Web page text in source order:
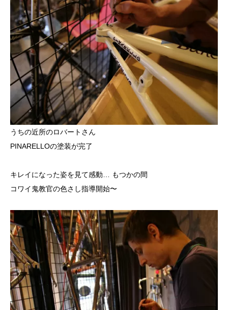
うちの近所のロバートさん
PINARELLOの塗装が完了
キレイになった姿を見て感動… もつかの間
コワイ鬼教官の色さし指導開始〜